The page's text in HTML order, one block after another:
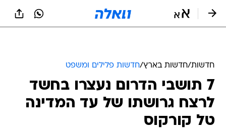
חדשות/חדשות בארץ/חדשות פלילים ומשפט
7 תושבי הדרום נעצרו בחשד
לרצח גרושתו של עד המדינה
טל קורקוס